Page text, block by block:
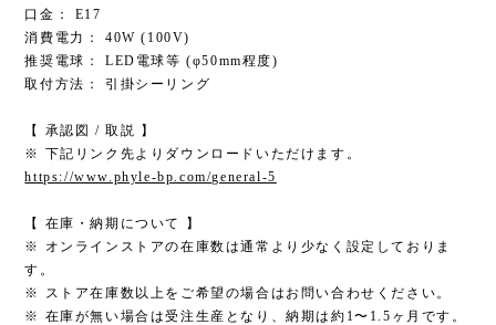
口金： E17
消費電力： 40W (100V)
推奨電球： LED電球等 (φ50mm程度)
取付方法： 引掛シーリング
【 承認図 / 取説 】
※ 下記リンク先よりダウンロードいただけます。
https://www.phyle-bp.com/general-5
【 在庫・納期について 】
※ オンラインストアの在庫数は通常より少なく設定しておりま
す。
※ ストア在庫数以上をご希望の場合はお問い合わせください。
※ 在庫が無い場合は受注生産となり、納期は約1〜1.5ヶ月です。